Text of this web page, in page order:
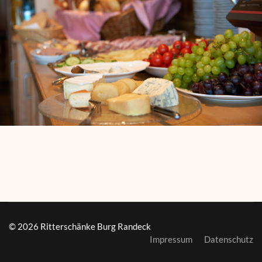
© 2026 Ritterschänke Burg Randeck
Impressum
Datenschutz